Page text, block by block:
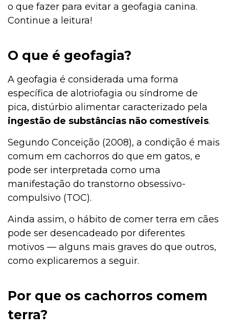
o que fazer para evitar a geofagia canina.
Continue a leitura!
O que é geofagia?
A geofagia é considerada uma forma
específica de alotriofagia ou síndrome de
pica, distúrbio alimentar caracterizado pela
ingestão de substâncias não comestíveis.
Segundo Conceição (2008), a condição é mais
comum em cachorros do que em gatos, e
pode ser interpretada como uma
manifestação do transtorno obsessivo-
compulsivo (TOC).
Ainda assim, o hábito de comer terra em cães
pode ser desencadeado por diferentes
motivos — alguns mais graves do que outros,
como explicaremos a seguir.
Por que os cachorros comem
terra?